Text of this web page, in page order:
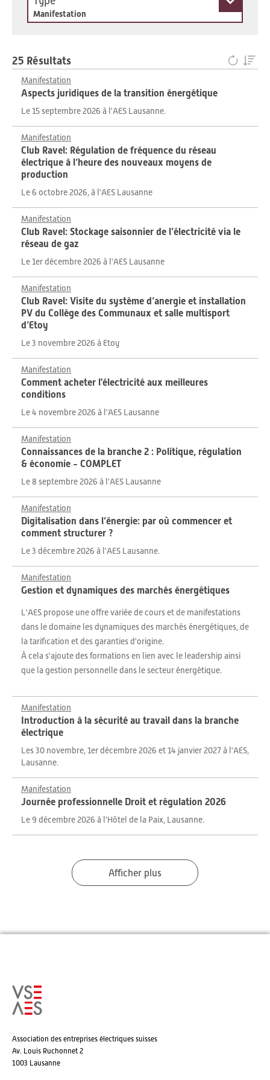
Manifestation
25 Résultats
Manifestation
Aspects juridiques de la transition énergétique
Le 15 septembre 2026 à l'AES Lausanne.
Manifestation
Club Ravel: Régulation de fréquence du réseau
électrique à l’heure des nouveaux moyens de
production
Le 6 octobre 2026, à l'AES Lausanne
Manifestation
Club Ravel: Stockage saisonnier de l’électricité via le
réseau de gaz
Le 1er décembre 2026 à l'AES Lausanne
Manifestation
Club Ravel: Visite du système d’anergie et installation
PV du Collège des Communaux et salle multisport
d’Etoy
Le 3 novembre 2026 à Etoy
Manifestation
Comment acheter l'électricité aux meilleures
conditions
Le 4 novembre 2026 à l'AES Lausanne
Manifestation
Connaissances de la branche 2 : Politique, régulation
& économie - COMPLET
Le 8 septembre 2026 à l'AES Lausanne
Manifestation
Digitalisation dans l’énergie: par où commencer et
comment structurer ?
Le 3 décembre 2026 à l'AES Lausanne.
Manifestation
Gestion et dynamiques des marchés énergétiques
L'AES propose une offre variée de cours et de manifestations
dans le domaine les dynamiques des marchés énergétiques, de
la tarification et des garanties d'origine.
À cela s'ajoute des formations en lien avec le leadership ainsi
que la gestion personnelle dans le secteur énergétique.
Manifestation
Introduction à la sécurité au travail dans la branche
électrique
Les 30 novembre, 1er décembre 2026 et 14 janvier 2027 à l'AES,
Lausanne.
Manifestation
Journée professionnelle Droit et régulation 2026
Le 9 décembre 2026 à l'Hôtel de la Paix, Lausanne.
Afficher plus
Association des entreprises électriques suisses
Av. Louis Ruchonnet 2
1003 Lausanne